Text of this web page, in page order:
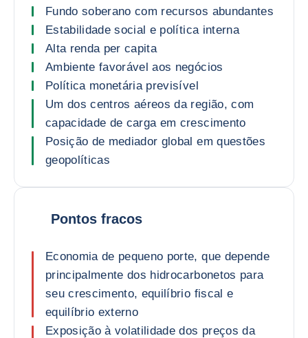
Fundo soberano com recursos abundantes
Estabilidade social e política interna
Alta renda per capita
Ambiente favorável aos negócios
Política monetária previsível
Um dos centros aéreos da região, com
capacidade de carga em crescimento
Posição de mediador global em questões
geopolíticas
Pontos fracos
Economia de pequeno porte, que depende
principalmente dos hidrocarbonetos para
seu crescimento, equilíbrio fiscal e
equilíbrio externo
Exposição à volatilidade dos preços da